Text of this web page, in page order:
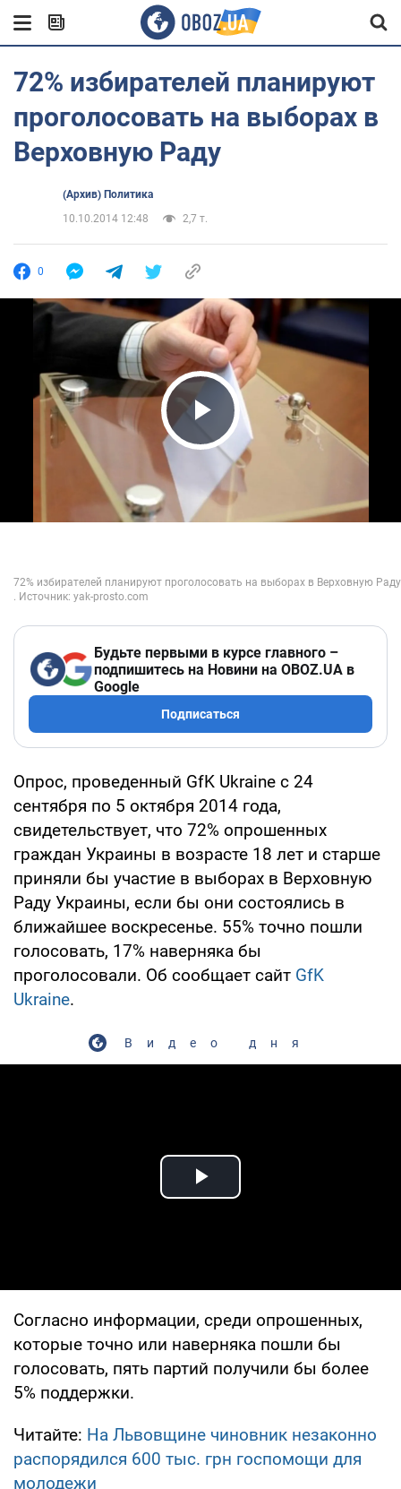
72% избирателей планируют
проголосовать на выборах в
Верховную Раду
(Архив) Политика
10.10.2014 12:48
2,7 т.
0
Play Video
Будьте первыми в курсе главного –
подпишитесь на Новини на OBOZ.UA в
Google
Подписаться
Опрос, проведенный GfK Ukraine с 24
сентября по 5 октября 2014 года,
свидетельствует, что 72% опрошенных
граждан Украины в возрасте 18 лет и старше
приняли бы участие в выборах в Верховную
Раду Украины, если бы они состоялись в
ближайшее воскресенье. 55% точно пошли
голосовать, 17% наверняка бы
проголосовали. Об сообщает сайт GfK
Ukraine.
Видео дня
Play Video
Согласно информации, среди опрошенных,
которые точно или наверняка пошли бы
голосовать, пять партий получили бы более
5% поддержки.
Читайте: На Львовщине чиновник незаконно
распорядился 600 тыс. грн госпомощи для
молодежи